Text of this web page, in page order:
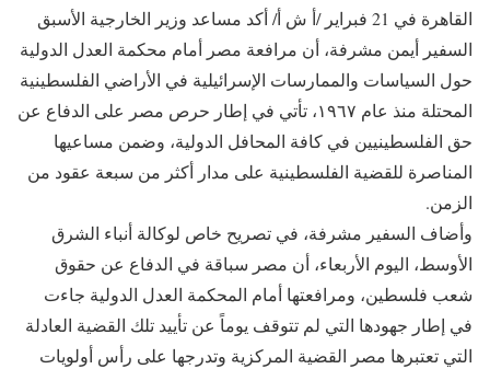
القاهرة في 21 فبراير /أ ش أ/ أكد مساعد وزير الخارجية الأسبق
السفير أيمن مشرفة، أن مرافعة مصر أمام محكمة العدل الدولية
حول السياسات والممارسات الإسرائيلية في الأراضي الفلسطينية
المحتلة منذ عام ١٩٦٧، تأتي في إطار حرص مصر على الدفاع عن
حق الفلسطينيين في كافة المحافل الدولية، وضمن مساعيها
المناصرة للقضية الفلسطينية على مدار أكثر من سبعة عقود من
الزمن.
وأضاف السفير مشرفة، في تصريح خاص لوكالة أنباء الشرق
الأوسط، اليوم الأربعاء، أن مصر سباقة في الدفاع عن حقوق
شعب فلسطين، ومرافعتها أمام المحكمة العدل الدولية جاءت
في إطار جهودها التي لم تتوقف يوماً عن تأييد تلك القضية العادلة
التي تعتبرها مصر القضية المركزية وتدرجها على رأس أولويات